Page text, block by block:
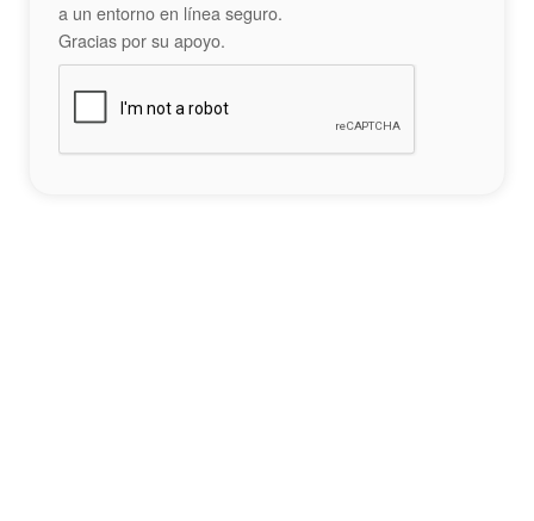
a un entorno en línea seguro.
Gracias por su apoyo.